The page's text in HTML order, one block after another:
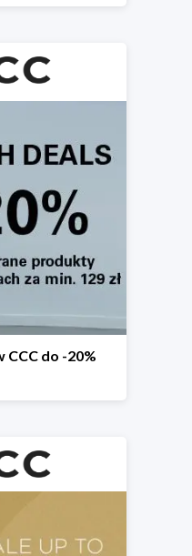
CCC do -20%